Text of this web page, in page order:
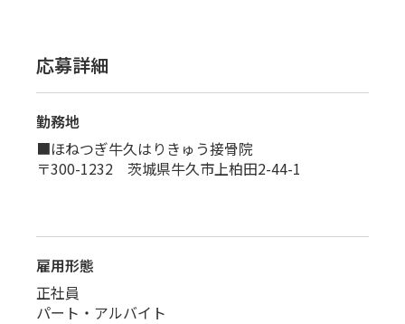
応募詳細
勤務地
■ほねつぎ牛久はりきゅう接骨院
〒300-1232 茨城県牛久市上柏田2-44-1
雇用形態
正社員
パート・アルバイト